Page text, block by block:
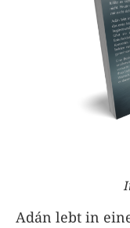
Adán lebt in